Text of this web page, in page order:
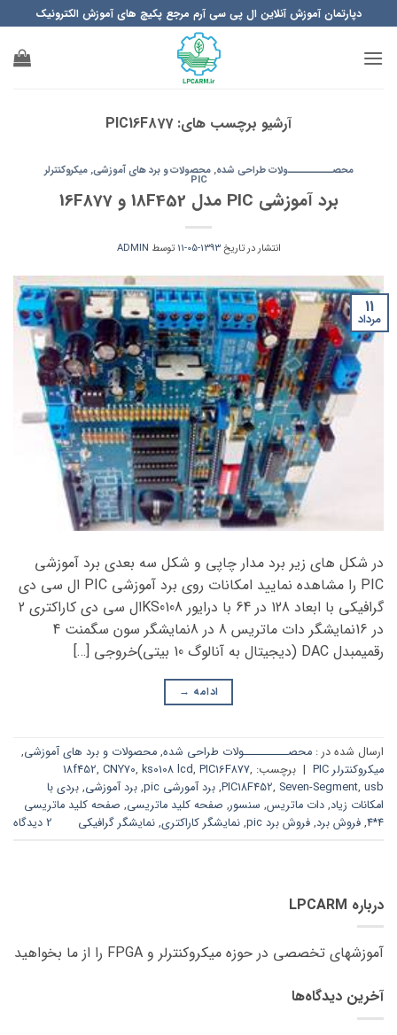
to
content
دپارتمان آموزش آنلاین ال پی سی آرم مرجع پکیچ های آموزش الکترونیک
آرشیو برچسب های:PIC16F877
محصــــــــــولات طراحی شده,محصولات و برد های آموزشی,میکروکنترلر
PIC
برد آموزشی PIC مدل 18F452 و 16F877
انتشار در تاریخ1393-05-11 توسط ADMIN
11
مرداد
در شکل های زیر برد مدار چاپی و شکل سه بعدی برد آموزشی
PIC را مشاهده نمایید امکانات روی برد آموزشی PIC ال سی دی
گرافیکی با ابعاد 128 در 64 با درایور KS0108ال سی دی کاراکتری 2
در 16نمایشگر دات ماتریس 8 در 8نمایشگر سون سگمنت 4
رقمیمبدل DAC (دیجیتال به آنالوگ 10 بیتی)خروجی […]
ادامه →
ارسال شده در : محصــــــــــولات طراحی شده, محصولات و برد های آموزشی,
میکروکنترلر PIC
| برچسب: 18f452, CNY70, ks0108 lcd, PIC16F877,
PIC18F452, Seven-Segment, usb
, برد آمورشی pic , برد آموزشی, بردی با
امکانات زیاد, دات ماتریس, سنسور, صفحه کلید ماتریسی, صفحه کلید ماتریسی
4*4
, فروش برد, فروش برد pic , نمایشگر کاراکتری, نمایشگر گرافیکی 2 دیدگاه
درباره LPCARM
آموزشهای تخصصی در حوزه میکروکنترلر و FPGA را از ما بخواهید
آخرین دیدگاه‌ها